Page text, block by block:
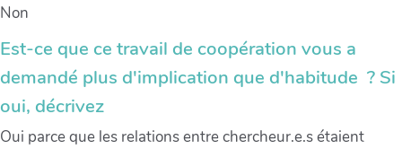
Non
Est-ce que ce travail de coopération vous a
demandé plus d'implication que d'habitude ? Si
oui, décrivez
Oui parce que les relations entre chercheur.e.s étaient